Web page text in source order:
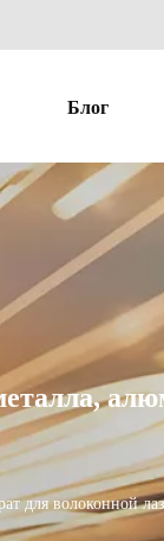
Блог
для волоконной